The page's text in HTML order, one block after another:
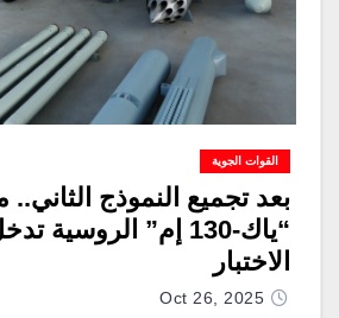
القوات الجوية
بعد تجميع النموذج الثاني..
“ياك-130 إم”
الاختبار
Oct 26, 2025